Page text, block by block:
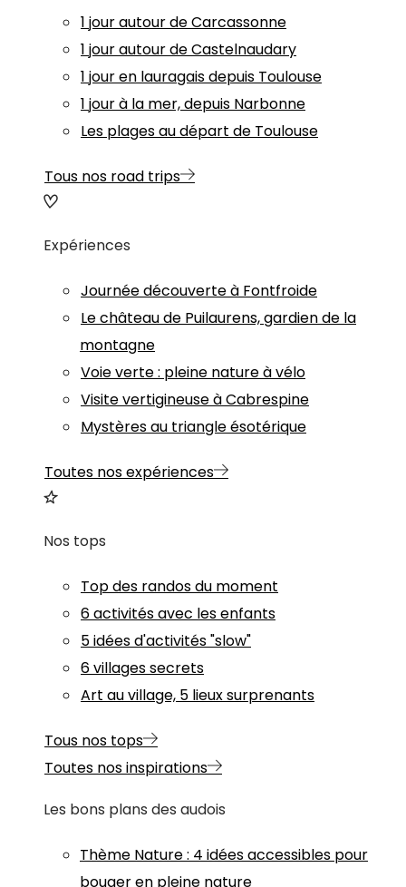
1 jour autour de Carcassonne
1 jour autour de Castelnaudary
1 jour en lauragais depuis Toulouse
1 jour à la mer, depuis Narbonne
Les plages au départ de Toulouse
Tous nos road trips
Expériences
Journée découverte à Fontfroide
Le château de Puilaurens, gardien de la
montagne
Voie verte : pleine nature à vélo
Visite vertigineuse à Cabrespine
Mystères au triangle ésotérique
Toutes nos expériences
Nos tops
Top des randos du moment
6 activités avec les enfants
5 idées d'activités "slow"
6 villages secrets
Art au village, 5 lieux surprenants
Tous nos tops
Toutes nos inspirations
Les bons plans des audois
Thème Nature: 4 idées accessibles pour
bouger en pleine nature